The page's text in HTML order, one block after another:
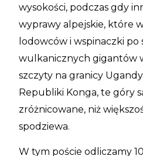
wysokości, podczas gdy
wyprawy alpejskie, które
lodowców i wspinaczki po
wulkanicznych gigantów
szczyty na granicy
Republiki Konga, te góry
zróżnicowane, niż
spodziewa.
W tym poście odliczamy